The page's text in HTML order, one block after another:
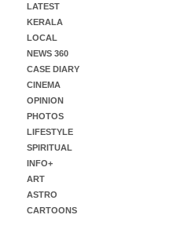
LATEST
KERALA
LOCAL
NEWS 360
CASE DIARY
CINEMA
OPINION
PHOTOS
LIFESTYLE
SPIRITUAL
INFO+
ART
ASTRO
CARTOONS